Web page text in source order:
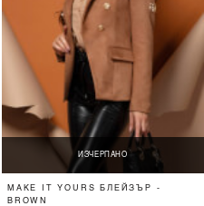
ИЗЧЕРПАНО
MAKE IT YOURS БЛЕЙЗЪР -
BROWN